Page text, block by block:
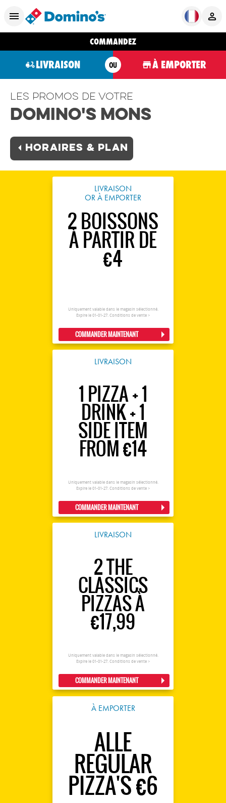
COMMANDEZ
LIVRAISON OU À EMPORTER
Les promos de votre
Domino's Mons
Horaires & plan
LIVRAISON
OR À EMPORTER
2 BOISSONS
À PARTIR DE
€4
Uniquement valable dans le magasin sélectionné.
Expire le 01-01-27. Conditions de vente >
COMMANDER MAINTENANT
LIVRAISON
1 PIZZA + 1
DRINK + 1
SIDE ITEM
FROM €14
Uniquement valable dans le magasin sélectionné.
Expire le 01-01-27. Conditions de vente >
COMMANDER MAINTENANT
LIVRAISON
2 THE
CLASSICS
PIZZAS À
€17,99
Uniquement valable dans le magasin sélectionné.
Expire le 01-01-27. Conditions de vente >
COMMANDER MAINTENANT
À EMPORTER
ALLE
REGULAR
PIZZA'S €6